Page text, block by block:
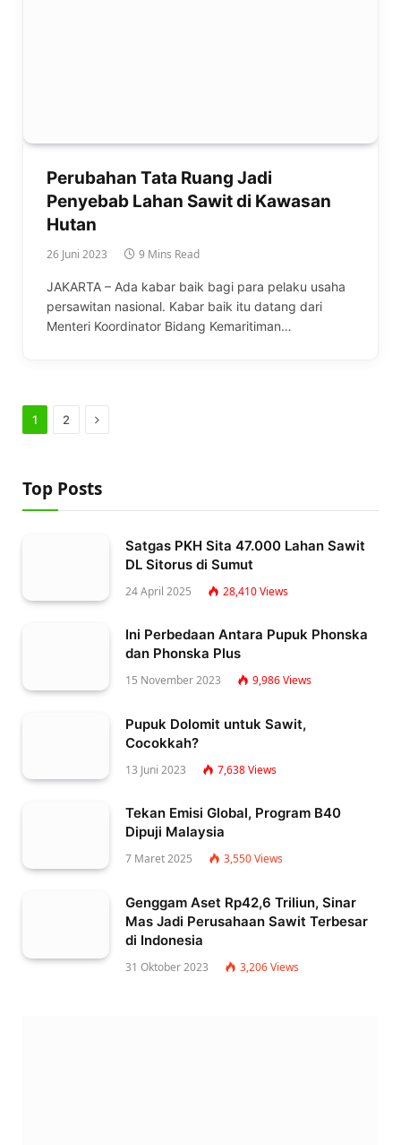
Perubahan Tata Ruang Jadi
Penyebab Lahan Sawit di Kawasan
Hutan
26 Juni 2023 9 Mins Read
JAKARTA – Ada kabar baik bagi para pelaku usaha
persawitan nasional. Kabar baik itu datang dari
Menteri Koordinator Bidang Kemaritiman…
1 2 Next
Top Posts
Satgas PKH Sita 47.000 Lahan Sawit
DL Sitorus di Sumut
24 April 2025 28,410Views
Ini Perbedaan Antara Pupuk Phonska
dan Phonska Plus
15 November 2023 9,986Views
Pupuk Dolomit untuk Sawit,
Cocokkah?
13 Juni 2023 7,638Views
Tekan Emisi Global, Program B40
Dipuji Malaysia
7 Maret 2025 3,550Views
Genggam Aset Rp42,6 Triliun, Sinar
Mas Jadi Perusahaan Sawit Terbesar
di Indonesia
31 Oktober 2023 3,206Views